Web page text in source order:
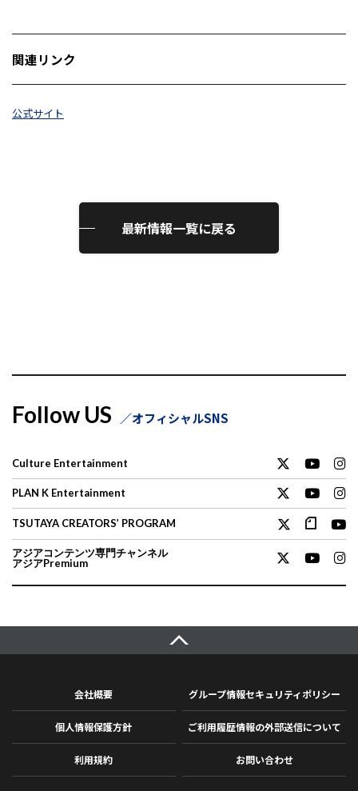
関連リンク
公式サイト
最新情報一覧に戻る
Follow US オフィシャルSNS
Culture Entertainment
PLAN K Entertainment
TSUTAYA CREATORS’ PROGRAM
アジアコンテンツ専門チャンネル
アジアPremium
会社概要 グループ情報セキュリティポリシー
個人情報保護方針 ご利用履歴情報の外部送信について
利用規約 お問い合わせ